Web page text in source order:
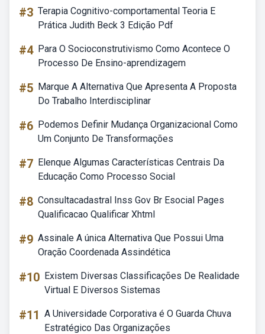
#3 Terapia Cognitivo-comportamental Teoria E
Prática Judith Beck 3 Edição Pdf
#4 Para O Socioconstrutivismo Como Acontece O
Processo De Ensino-aprendizagem
#5 Marque A Alternativa Que Apresenta A Proposta
Do Trabalho Interdisciplinar
#6 Podemos Definir Mudança Organizacional Como
Um Conjunto De Transformações
#7 Elenque Algumas Características Centrais Da
Educação Como Processo Social
#8 Consultacadastral Inss Gov Br Esocial Pages
Qualificacao Qualificar Xhtml
#9 Assinale A única Alternativa Que Possui Uma
Oração Coordenada Assindética
#10 Existem Diversas Classificações De Realidade
Virtual E Diversos Sistemas
#11 A Universidade Corporativa é O Guarda Chuva
Estratégico Das Organizações